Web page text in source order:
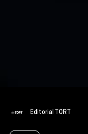
Editorial TORT